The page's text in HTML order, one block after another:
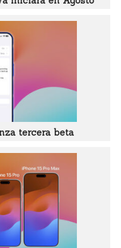
tercera beta